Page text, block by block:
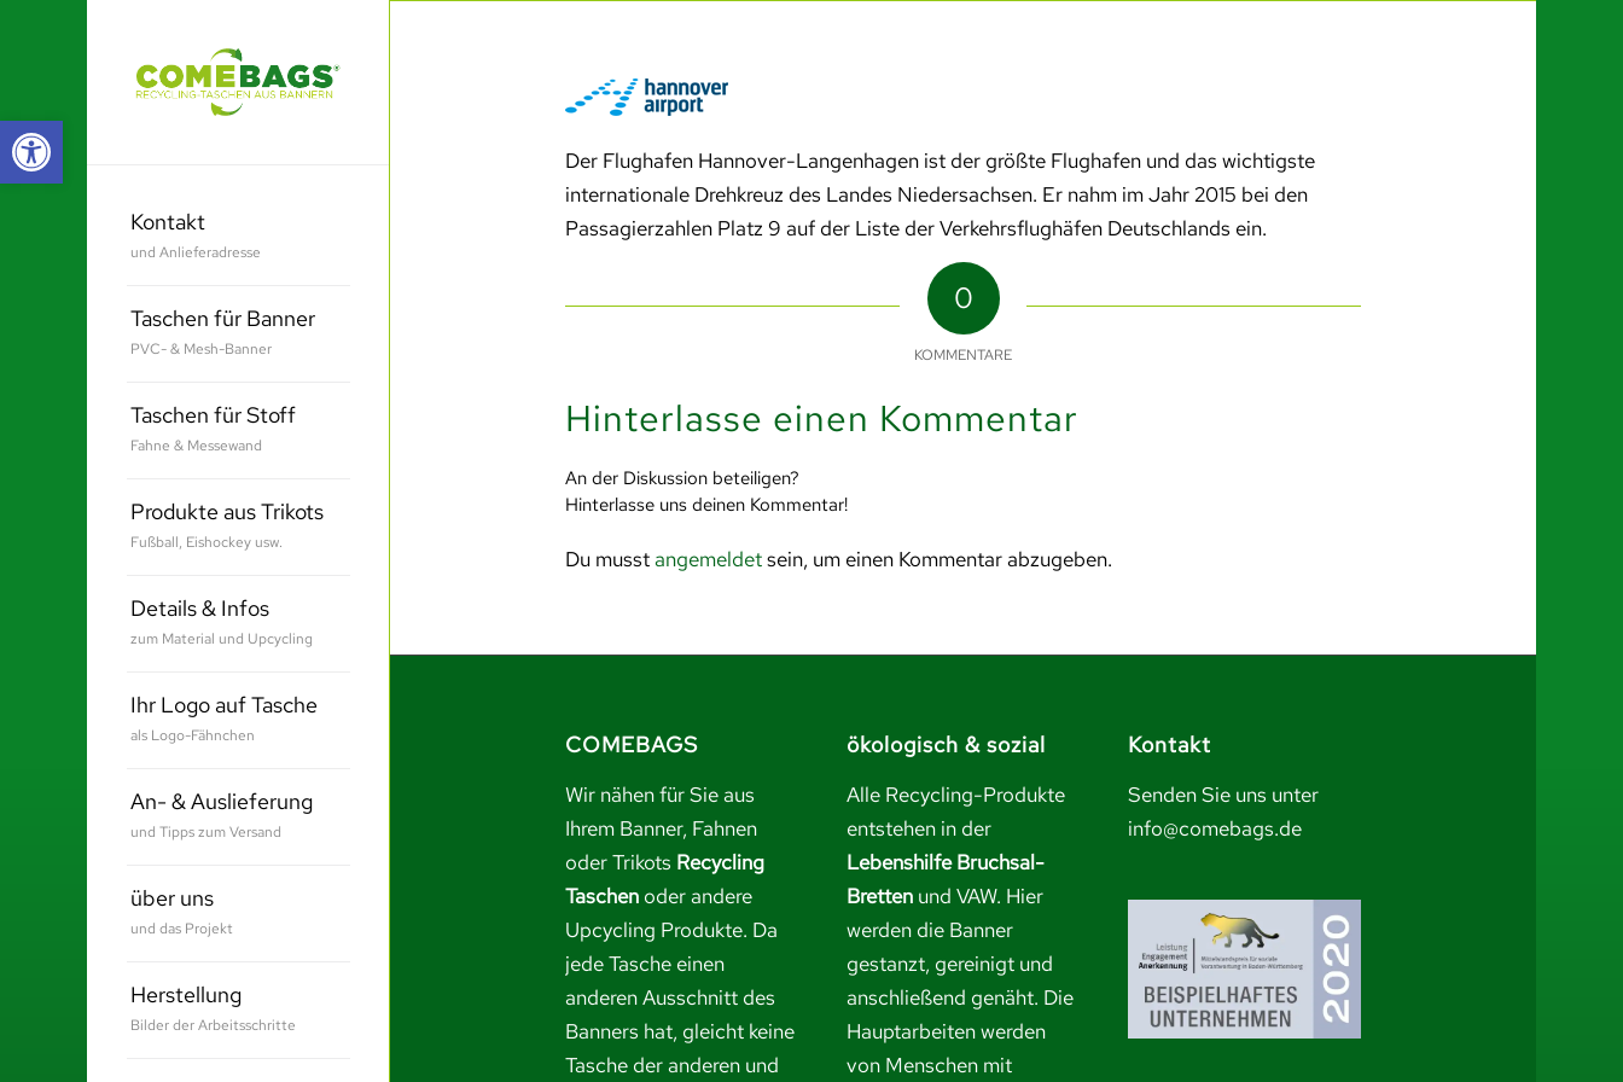
Werkzeugleiste öffnen
Kontakt
und Anlieferadresse
Taschen für Banner
PVC- & Mesh-Banner
Taschen für Stoff
Fahne & Messewand
Produkte aus Trikots
Fußball, Eishockey usw.
Details & Infos
zum Material und Upcycling
Ihr Logo auf Tasche
als Logo-Fähnchen
An- & Auslieferung
und Tipps zum Versand
über uns
und das Projekt
Herstellung
Bilder der Arbeitsschritte
Der Flughafen Hannover-Langenhagen ist der größte Flughafen und das wichtigste
internationale Drehkreuz des Landes Niedersachsen. Er nahm im Jahr 2015 bei den
Passagierzahlen Platz 9 auf der Liste der Verkehrsflughäfen Deutschlands ein.
0
KOMMENTARE
Hinterlasse einen Kommentar
An der Diskussion beteiligen?
Hinterlasse uns deinen Kommentar!
Du musstangemeldetsein, um einen Kommentar abzugeben.
COMEBAGS
Wir nähen für Sie aus
Ihrem Banner, Fahnen
oder Trikots Recycling
Taschenoder andere
Upcycling Produkte. Da
jede Tasche einen
anderen Ausschnitt des
Banners hat, gleicht keine
Tasche der anderen und
ökologisch & sozial
Alle Recycling-Produkte
entstehen in der
Lebenshilfe Bruchsal-
Bretten und VAW. Hier
werden die Banner
gestanzt, gereinigt und
anschließend genäht. Die
Hauptarbeiten werden
von Menschen mit
Kontakt
Senden Sie uns unter
info@comebags.de